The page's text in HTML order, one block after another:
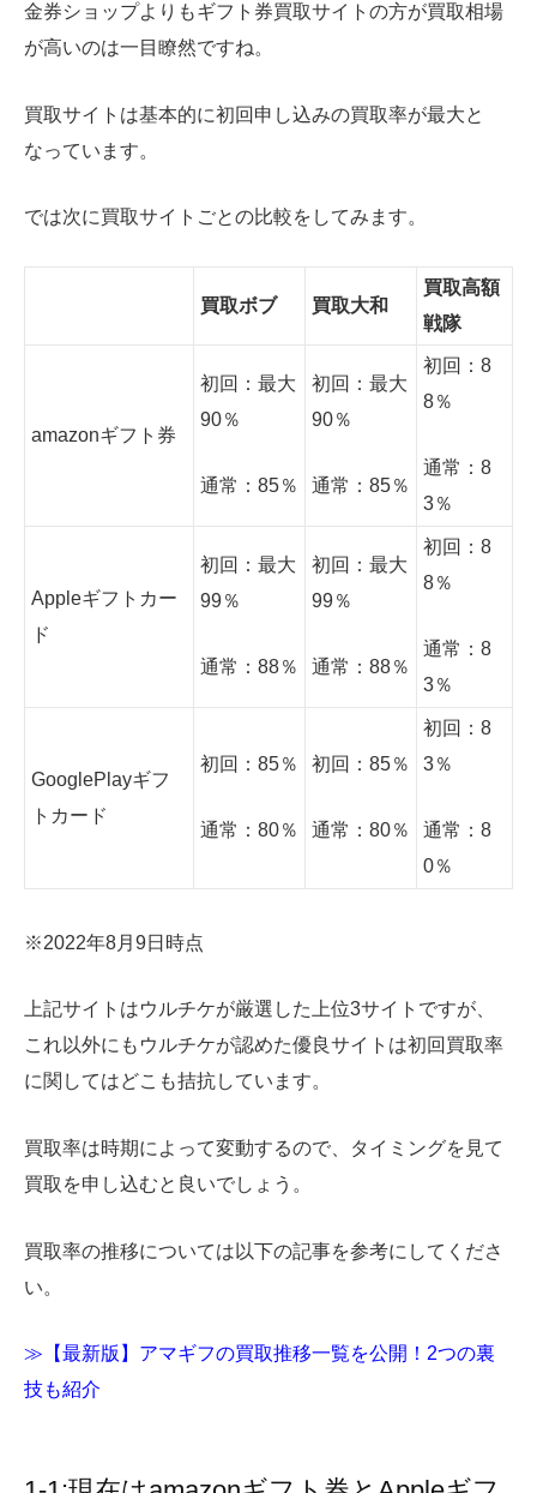
金券ショップよりもギフト券買取サイトの方が買取相場
が高いのは一目瞭然ですね。
買取サイトは基本的に初回申し込みの買取率が最大と
なっています。
では次に買取サイトごとの比較をしてみます。
買取ボブ 買取大和
買取高額
戦隊
amazonギフト券
初回：最大
90％
通常：85％
初回：最大
90％
通常：85％
初回：8
8％
通常：8
3％
Appleギフトカー
ド
初回：最大
99％
通常：88％
初回：最大
99％
通常：88％
初回：8
8％
通常：8
3％
GooglePlayギフ
トカード
初回：85％
通常：80％
初回：85％
通常：80％
初回：8
3％
通常：8
0％
※2022年8月9日時点
上記サイトはウルチケが厳選した上位3サイトですが、
これ以外にもウルチケが認めた優良サイトは初回買取率
に関してはどこも拮抗しています。
買取率は時期によって変動するので、タイミングを見て
買取を申し込むと良いでしょう。
買取率の推移については以下の記事を参考にしてくださ
い。
≫【最新版】アマギフの買取推移一覧を公開！2つの裏
技も紹介